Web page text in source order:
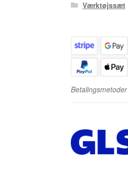
Værktøjssæt
Betalingsmetoder